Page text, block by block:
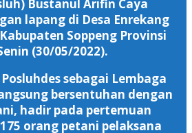
Bustanul Arifin Caya
lapang di Desa Enrekang
Soppeng Provinsi
(30/05/2022).
sebagai Lembaga
bersentuhan dengan
hadir pada pertemuan
orang petani pelaksana